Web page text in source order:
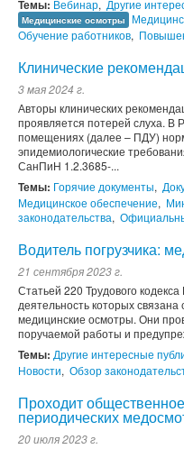
Темы: Вебинар, Другие
Медицинские осмотры
Обучение работников,
Клинические
3 мая 2024 г.
Авторы клинических
проявляется потерей слуха. В
помещениях (далее – ПДУ)
эпидемиологические
СанПиН 1.2.3685-...
Темы: Горячие документы,
Медицинское обеспечение,
законодательства,
Водитель погрузчика:
21 сентября 2023 г.
Статьей 220 Трудового
деятельность которых
медицинские осмотры. Они
поручаемой работы и
Темы: Другие интересные
Новости, Обзор
Проходит
периодических
20 июля 2023 г.